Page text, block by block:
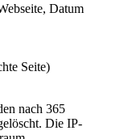
Datum
Seite)
nach 365
Die IP-